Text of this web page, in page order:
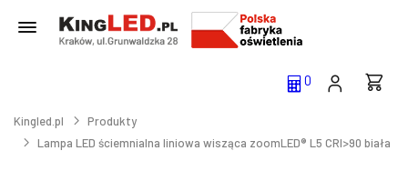
0
Kingled.pl
Produkty
Lampa LED ściemnialna liniowa wisząca zoomLED® L5 CRI>90 biała